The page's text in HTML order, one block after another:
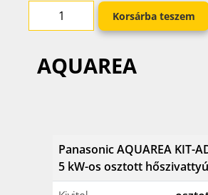
Korsárba teszem
AQUAREA
Panasonic AQUAREA KIT-
5 kW-os osztott hőszivattyú